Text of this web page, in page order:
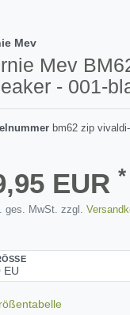
Mev
Mev
- 001-
bm62 zip
EUR *
ges. MwSt. zzgl.